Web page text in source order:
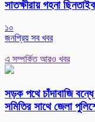
সাতক্ষীরায় গহনা
১০
জনপ্রিয় সব খবর
এ সম্পর্কিত আরও খবর
সড়ক পথে চাঁদাবাজি
সমিতির সাথে জেলা